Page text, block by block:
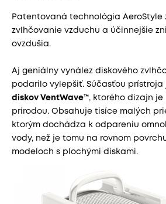
Patentovaná technológia AeroStyle
zvlhčovanie vzduchu a účinnejšie
ovzdušia.
Aj geniálny vynález diskového
podarilo vylepšiť. Súčasťou prístroja
diskov VentWave™, ktorého dizajn je
prírodou. Obsahuje tisíce malých
ktorým dochádza k odpareniu
vody, než je tomu na rovnom
modeloch s plochými diskami.